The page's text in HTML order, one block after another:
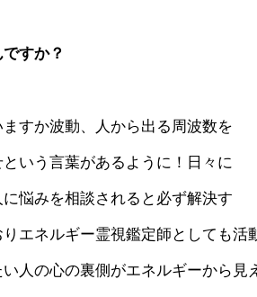
すか？
すか波動、人から出る周波数を
いう言葉があるように！日々に
悩みを相談されると必ず解決す
エネルギー霊視鑑定師としても
人の心の裏側がエネルギーから